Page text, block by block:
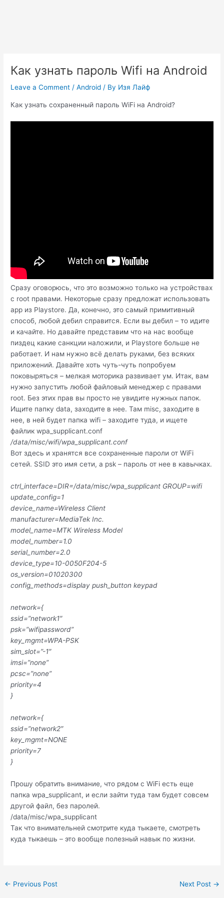
Как узнать пароль Wifi на Android
Leave a Comment /Android / By Изя Лайф
Как узнать сохраненный пароль WiFi на Android?
Сразу оговорюсь, что это возможно только на устройствах
с root правами. Некоторые сразу предложат использовать
app из Playstore. Да, конечно, это самый примитивный
способ, любой дебил справится. Если вы дебил – то идите
и качайте. Но давайте представим что на нас вообще
пиздец какие санкции наложили, и Playstore больше не
работает. И нам нужно всё делать руками, без всяких
приложений. Давайте хоть чуть-чуть попробуем
поковыряться – мелкая моторика развивает ум. Итак, вам
нужно запустить любой файловый менеджер с правами
root. Без этих прав вы просто не увидите нужных папок.
Ищите папку data, заходите в нее. Там misc, заходите в
нее, в ней будет папка wifi – заходите туда, и ищете
файлик wpa_supplicant.conf
/data/misc/wifi/wpa_supplicant.conf
Вот здесь и хранятся все сохраненные пароли от WiFi
сетей. SSID это имя сети, а psk – пароль от нее в кавычках.
ctrl_interface=DIR=/data/misc/wpa_supplicant GROUP=wifi
update_config=1
device_name=Wireless Client
manufacturer=MediaTek Inc.
model_name=MTK Wireless Model
model_number=1.0
serial_number=2.0
device_type=10-0050F204-5
os_version=01020300
config_methods=display push_button keypad
network={
ssid=”network1″
psk=”wifipassword”
key_mgmt=WPA-PSK
sim_slot=”-1″
imsi=”none”
pcsc=”none”
priority=4
}
network={
ssid=”network2″
key_mgmt=NONE
priority=7
}
Прошу обратить внимание, что рядом с WiFi есть еще
папка wpa_supplicant, и если зайти туда там будет совсем
другой файл, без паролей.
/data/misc/wpa_supplicant
Так что внимательней смотрите куда тыкаете, смотреть
куда тыкаешь – это вообще полезный навык по жизни.
Post
← Previous Post Next Post →